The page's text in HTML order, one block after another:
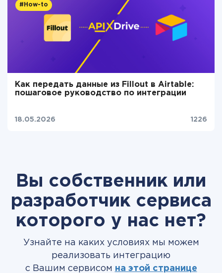
#How-to
Как передать данные из Fillout в Airtable:
пошаговое руководство по интеграции
18.05.2026 1226
Вы собственник или
разработчик сервиса
которого у нас нет?
Узнайте на каких условиях мы можем
реализовать интеграцию
с Вашим сервисом на этой странице